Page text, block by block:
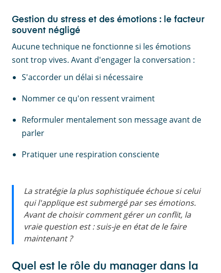
Gestion du stress et des émotions : le facteur
souvent négligé
Aucune technique ne fonctionne si les émotions
sont trop vives. Avant d'engager la conversation :
S'accorder un délai si nécessaire
Nommer ce qu'on ressent vraiment
Reformuler mentalement son message avant de
parler
Pratiquer une respiration consciente
La stratégie la plus sophistiquée échoue si celui
qui l'applique est submergé par ses émotions.
Avant de choisir comment gérer un conflit, la
vraie question est : suis-je en état de le faire
maintenant ?
Quel est le rôle du manager dans la